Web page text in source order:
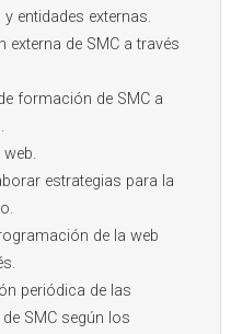
entidades externas.
de SMC a través
formación de SMC a
estrategias para la
de la web
periódica de las
SMC según los